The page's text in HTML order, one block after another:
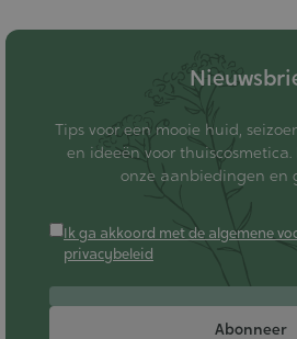
Tips voor een mooie huid,
en ideeën voor
onze aanbiedingen en
Ik ga akkoord met de algemene
privacybeleid
Abonneer